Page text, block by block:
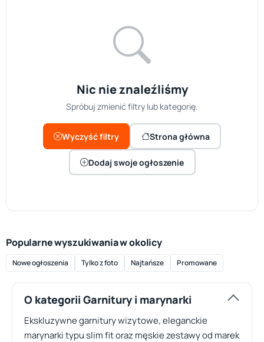
Nic nie znaleźliśmy
Spróbuj zmienić filtry lub kategorię.
Wyczyść filtry Strona główna
Dodaj swoje ogłoszenie
Popularne wyszukiwania w okolicy
Nowe ogłoszenia Tylko z foto Najtańsze Promowane
O kategorii Garnitury i marynarki
Ekskluzywne garnitury wizytowe, eleganckie
marynarki typu slim fit oraz męskie zestawy od marek